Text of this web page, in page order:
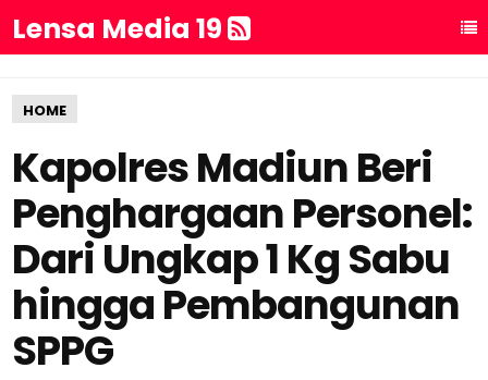
Lensa Media 19
HOME
Kapolres Madiun Beri
Penghargaan Personel:
Dari Ungkap 1 Kg Sabu
hingga Pembangunan
SPPG